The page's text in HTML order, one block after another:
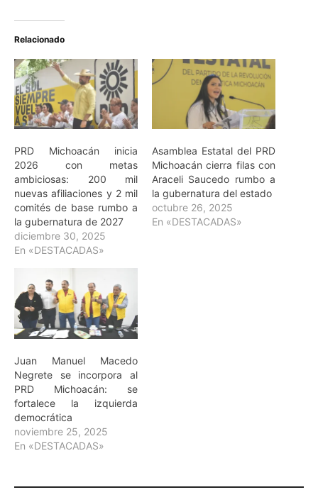
Relacionado
PRD Michoacán inicia
2026 con metas
ambiciosas: 200 mil
nuevas afiliaciones y 2 mil
comités de base rumbo a
la gubernatura de 2027
diciembre 30, 2025
En «DESTACADAS»
Asamblea Estatal del PRD
Michoacán cierra filas con
Araceli Saucedo rumbo a
la gubernatura del estado
octubre 26, 2025
En «DESTACADAS»
Juan Manuel Macedo
Negrete se incorpora al
PRD Michoacán: se
fortalece la izquierda
democrática
noviembre 25, 2025
En «DESTACADAS»